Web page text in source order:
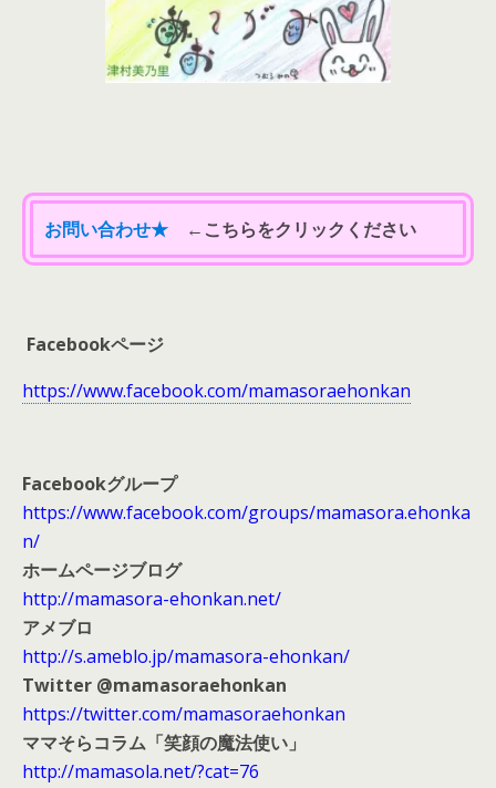
お問い合わせ★ ←こちらをクリックください
Facebookページ
https://www.facebook.com/mamasoraehonkan
Facebookグループ
https://www.facebook.com/groups/mamasora.ehonka
n/
ホームページブログ
http://mamasora-ehonkan.net/
アメブロ
http://s.ameblo.jp/mamasora-ehonkan/
Twitter @mamasoraehonkan
https://twitter.com/mamasoraehonkan
ママそらコラム「笑顔の魔法使い」
http://mamasola.net/?cat=76